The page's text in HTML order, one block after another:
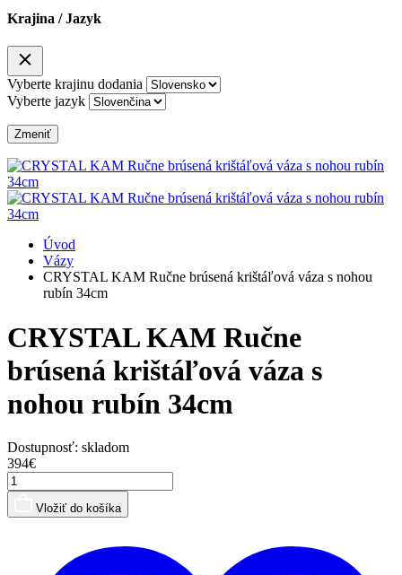
Krajina / Jazyk
Vyberte krajinu dodania
Vyberte jazyk
Zmeniť
Úvod
Vázy
CRYSTAL KAM Ručne brúsená krištáľová váza s nohou
rubín 34cm
CRYSTAL KAM Ručne
brúsená krištáľová váza s
nohou rubín 34cm
Dostupnosť: skladom
394€
Vložiť do košíka